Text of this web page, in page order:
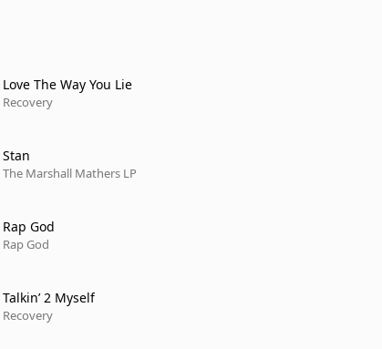
Love The Way You Lie
Recovery
Stan
The Marshall Mathers LP
Rap God
Rap God
Talkin’ 2 Myself
Recovery